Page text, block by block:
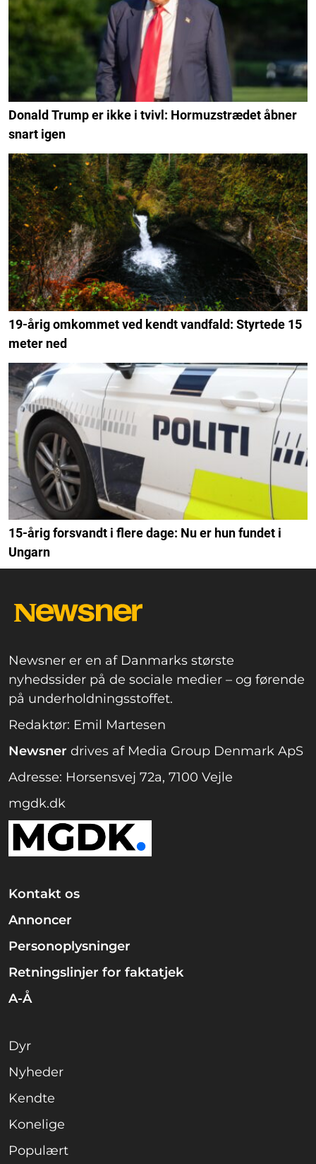
Donald Trump er ikke i tvivl: Hormuzstrædet åbner
snart igen
19-årig omkommet ved kendt vandfald: Styrtede 15
meter ned
15-årig forsvandt i flere dage: Nu er hun fundet i
Ungarn
Newsner er en af Danmarks største
nyhedssider på de sociale medier – og førende
på underholdningsstoffet.
Redaktør: Emil Martesen
Newsner drives af Media Group Denmark ApS
Adresse: Horsensvej 72a, 7100 Vejle
mgdk.dk
Kontakt os
Annoncer
Personoplysninger
Retningslinjer for faktatjek
A-Å
Dyr
Nyheder
Kendte
Konelige
Populært